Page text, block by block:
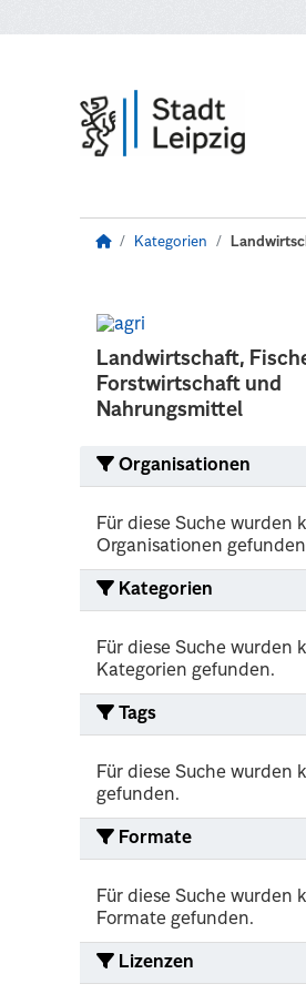
Kategorien
Landwirtschaft,
Forstwirtschaft und
Nahrungsmittel
Organisationen
Für diese Suche wurden
Organisationen
Kategorien
Für diese Suche wurden
Kategorien gefunden.
Tags
Für diese Suche wurden
gefunden.
Formate
Für diese Suche wurden
Formate gefunden.
Lizenzen